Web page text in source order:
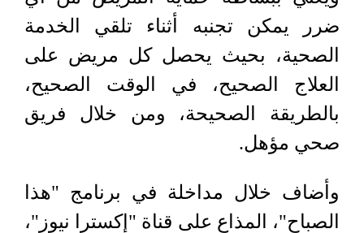
ضرر يمكن تجنبه أثناء تلقي الخدمة
الصحية، بحيث يحصل كل مريض على
العلاج الصحيح، في الوقت الصحيح،
بالطريقة الصحيحة، ومن خلال فريق
صحي مؤهل.
وأضاف خلال مداخلة في برنامج "هذا
الصباح"، المذاع على قناة "إكسترا نيوز"،